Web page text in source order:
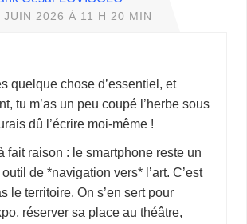
JUIN 2026 À 11 H 20 MIN
quelque chose d’essentiel, et
tu m’as un peu coupé l’herbe sous
dû l’écrire moi-même !
fait raison : le smartphone reste un
de *navigation vers* l’art. C’est
le territoire. On s’en sert pour
réserver sa place au théâtre,